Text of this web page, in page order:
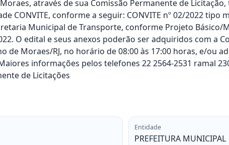
através de sua Comissão Permanente de
CONVITE, conforme a seguir: CONVITE nº 02/2022 tipo
Municipal de Transporte, conforme Projeto Básico/
O edital e seus anexos poderão ser adquiridos com a
de Moraes/RJ, no horário de 08:00 às 17:00 horas, e/ou
informações pelos telefones 22 2564-2531 ramal
de Licitações
Entidade
PREFEITURA MUNICIPAL